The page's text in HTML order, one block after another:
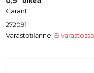
Garant
272091
Varastotilanne: Ei varastossa